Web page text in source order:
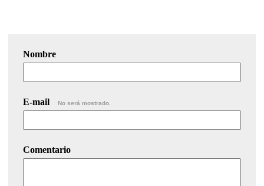
Nombre
E-mail No será mostrado.
Comentario